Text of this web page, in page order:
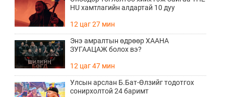
HU хамтлагийн алдартай 10 дуу
12 цаг 27 мин
Энэ амралтын өдрөөр ХААНА
ЗУГААЦАЖ болох вэ?
12 цаг 47 мин
Улсын арслан Б.Бат-Өлзийг тодотгох
сонирхолтой 24 баримт